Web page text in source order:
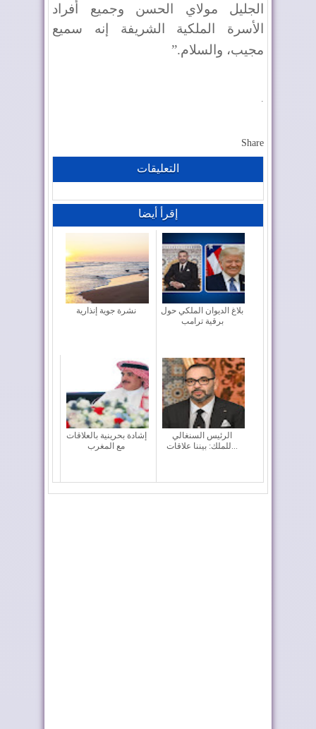
الجليل مولاي الحسن وجميع أفراد
الأسرة الملكية الشريفة إنه سميع
مجيب، والسلام”.
Share
التعليقات
إقرأ أيضا
نشرة جوية إنذارية
بلاغ الديوان الملكي حول
برقية ترامب
إشادة بحرينية بالعلاقات
مع المغرب
الرئيس السنغالي